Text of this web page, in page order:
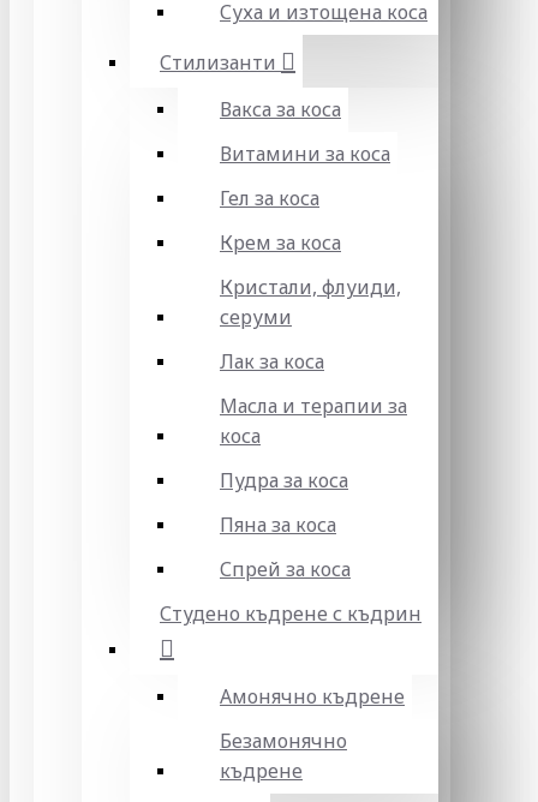
Суха и изтощена коса
Стилизанти
Вакса за коса
Витамини за коса
Гел за коса
Крем за коса
Кристали, флуиди,
серуми
Лак за коса
Масла и терапии за
коса
Пудра за коса
Пяна за коса
Спрей за коса
Студено къдрене с къдрин
Амонячно къдрене
Безамонячно
къдрене